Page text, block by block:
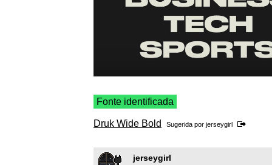
Fonte identificada
Druk Wide Bold Sugerida por jerseygirl
jerseygirl